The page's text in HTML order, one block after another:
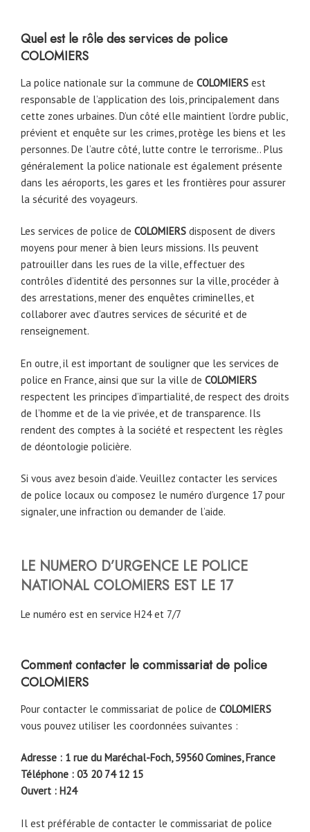
Quel est le rôle des services de police
COLOMIERS
La police nationale sur la commune de COLOMIERS est
responsable de l’application des lois, principalement dans
cette zones urbaines. D’un côté elle maintient l’ordre public,
prévient et enquête sur les crimes, protège les biens et les
personnes. De l’autre côté, lutte contre le terrorisme.. Plus
généralement la police nationale est également présente
dans les aéroports, les gares et les frontières pour assurer
la sécurité des voyageurs.
Les services de police de COLOMIERS disposent de divers
moyens pour mener à bien leurs missions. Ils peuvent
patrouiller dans les rues de la ville, effectuer des
contrôles d’identité des personnes sur la ville, procéder à
des arrestations, mener des enquêtes criminelles, et
collaborer avec d’autres services de sécurité et de
renseignement.
En outre, il est important de souligner que les services de
police en France, ainsi que sur la ville de COLOMIERS
respectent les principes d’impartialité, de respect des droits
de l’homme et de la vie privée, et de transparence. Ils
rendent des comptes à la société et respectent les règles
de déontologie policière.
Si vous avez besoin d’aide. Veuillez contacter les services
de police locaux ou composez le numéro d’urgence 17 pour
signaler, une infraction ou demander de l’aide.
LE NUMERO D’URGENCE LE POLICE
NATIONAL COLOMIERS EST LE 17
Le numéro est en service H24 et 7/7
Comment contacter le commissariat de police
COLOMIERS
Pour contacter le commissariat de police de COLOMIERS
vous pouvez utiliser les coordonnées suivantes :
Adresse : 1 rue du Maréchal-Foch, 59560 Comines, France
Téléphone : 03 20 74 12 15
Ouvert : H24
Il est préférable de contacter le commissariat de police